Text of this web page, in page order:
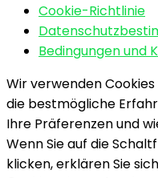
Cookie-Richtlinie
Bedingungen und
Wir verwenden
die bestmögliche
Ihre Präferenzen und
Wenn Sie auf die
klicken, erklären Sie